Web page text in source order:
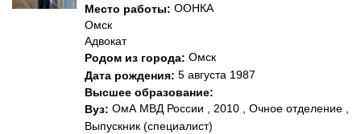
Место работы: ООНКА
Омск
Адвокат
Родом из города: Омск
Дата рождения: 5 августа 1987
Высшее образование:
Вуз: ОмА МВД России , 2010 , Очное отделение ,
Выпускник (специалист)